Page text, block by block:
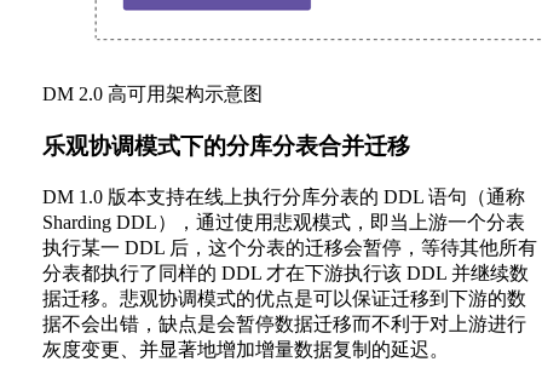
DM 2.0 高可用架构示意图
乐观协调模式下的分库分表合并迁移
DM 1.0 版本支持在线上执行分库分表的 DDL 语句（通称
Sharding DDL），通过使用悲观模式，即当上游一个分表
执行某一 DDL 后，这个分表的迁移会暂停，等待其他所有
分表都执行了同样的 DDL 才在下游执行该 DDL 并继续数
据迁移。悲观协调模式的优点是可以保证迁移到下游的数
据不会出错，缺点是会暂停数据迁移而不利于对上游进行
灰度变更、并显著地增加增量数据复制的延迟。